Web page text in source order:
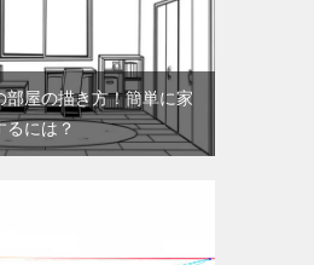
部屋の描き方！簡単に家
るには？